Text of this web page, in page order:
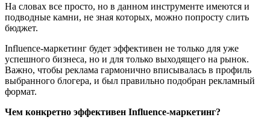
На словах все просто, но в данном инструменте имеются и
подводные камни, не зная которых, можно попросту слить
бюджет.
Influence-маркетинг будет эффективен не только для уже
успешного бизнеса, но и для только выходящего на рынок.
Важно, чтобы реклама гармонично вписывалась в профиль
выбранного блогера, и был правильно подобран рекламный
формат.
Чем конкретно эффективен Influence-маркетинг?